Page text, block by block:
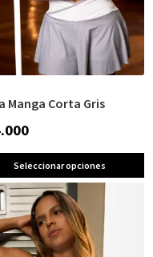
Manga Corta Gris
Seleccionar opciones